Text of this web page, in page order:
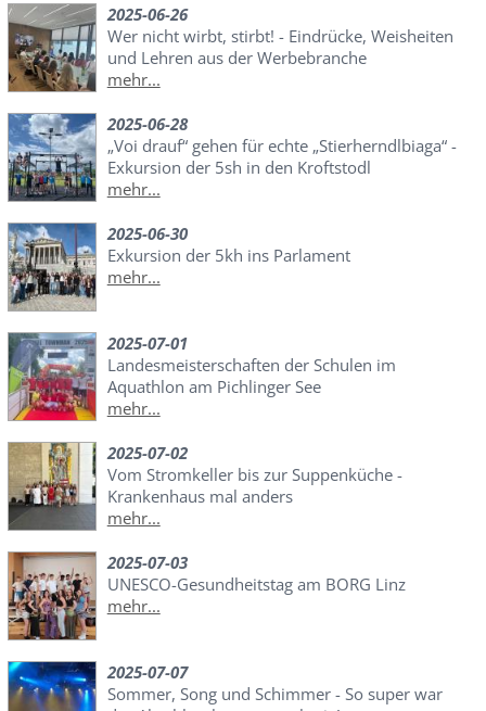
2025-06-26
Wer nicht wirbt, stirbt! - Eindrücke, Weisheiten
und Lehren aus der Werbebranche
mehr...
2025-06-28
„Voi drauf“ gehen für echte „Stierherndlbiaga“ -
Exkursion der 5sh in den Kroftstodl
mehr...
2025-06-30
Exkursion der 5kh ins Parlament
mehr...
2025-07-01
Landesmeisterschaften der Schulen im
Aquathlon am Pichlinger See
mehr...
2025-07-02
Vom Stromkeller bis zur Suppenküche -
Krankenhaus mal anders
mehr...
2025-07-03
UNESCO-Gesundheitstag am BORG Linz
mehr...
2025-07-07
Sommer, Song und Schimmer - So super war